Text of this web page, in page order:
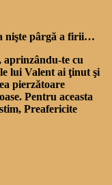
nişte pârgă a firii…
aprinzându-te cu
lui Valent ai ţinut şi
pierzătoare
Pentru aceasta
Preafericite